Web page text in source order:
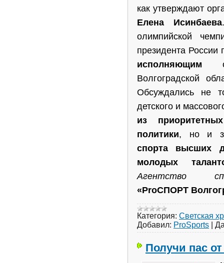
как утверждают
Елена Исинбаева
олимпийской
президента
исполняющим
Волгоградской
Обсуждались не
детского и
из
политики, но и
спорта высших
молодых
Агентство
«ProСПОРТ
Категория: Светская
Добавил: ProSports
Получи пас